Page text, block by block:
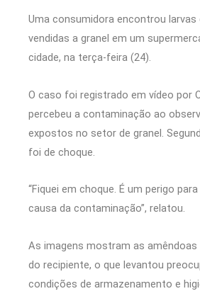
Uma consumidora encontrou larvas
vendidas a granel em um
cidade, na terça-feira (24).
O caso foi registrado em vídeo por
percebeu a contaminação ao
expostos no setor de granel.
foi de choque.
“Fiquei em choque. É um perigo
causa da contaminação”, relatou.
As imagens mostram as
do recipiente, o que levantou
condições de armazenamento e